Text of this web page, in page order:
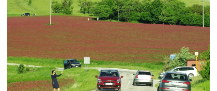
Virály
Sex a vztahy
Videa
Sledujte prima+